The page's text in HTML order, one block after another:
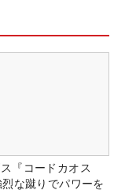
『コードカオス
な蹴りでパワーを